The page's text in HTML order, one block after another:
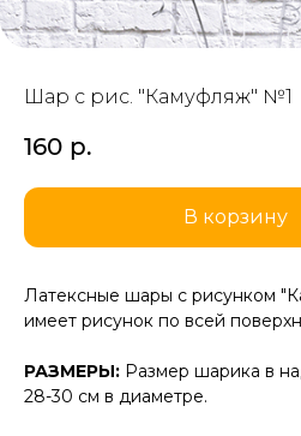
Шар с рис. "Камуфляж" №1
160 р.
В корзину
Латексные шары с рисунком
имеет рисунок по всей
РАЗМЕРЫ: Размер шарика в
28-30 см в диаметре.